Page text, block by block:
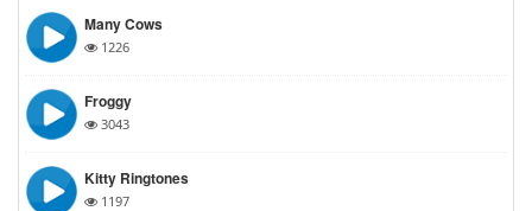
Many Cows
1226
Froggy
3043
Kitty Ringtones
1197